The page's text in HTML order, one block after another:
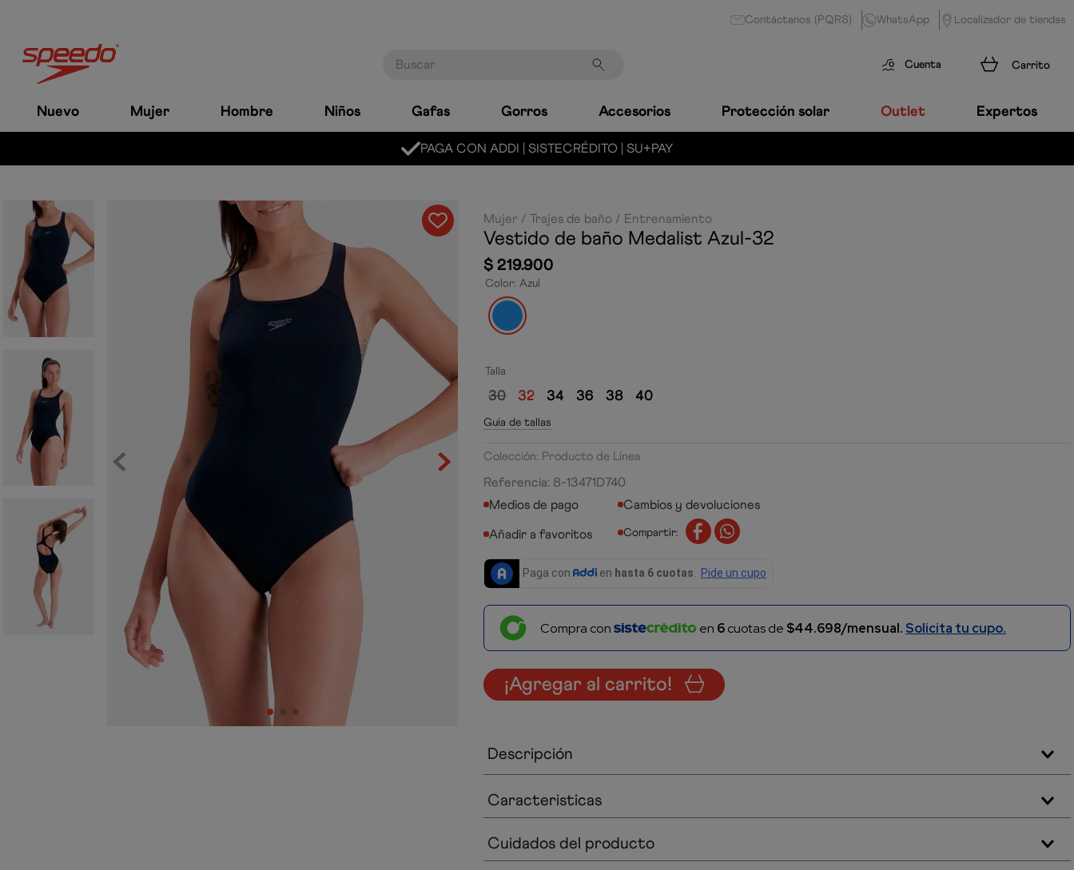
Contáctanos (PQRS) WhatsApp Localizador de tiendas
Cuenta
Nuevo Mujer Hombre Niños Gafas Gorros Accesorios Protección solar Outlet Expertos
PAGA CON ADDI | SISTECRÉDITO | SU+PAY
Mujer Trajes de baño Entrenamiento
Vestido de baño Medalist Azul-32
$ 219.900
Color: Azul
Talla
30 32 34 36 38 40
Guía de tallas
Colección: Producto de Línea
Referencia: 8-13471D740
Medios de pago
Cambios y devoluciones
Compartir:
Compra con en 6cuotas de $44.698/mensual. Solicita tu cupo.
¡Agregar al carrito!
Descripción
Caracteristicas
Cuidados del producto